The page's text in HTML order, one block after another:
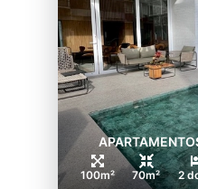
100m² 70m² 2